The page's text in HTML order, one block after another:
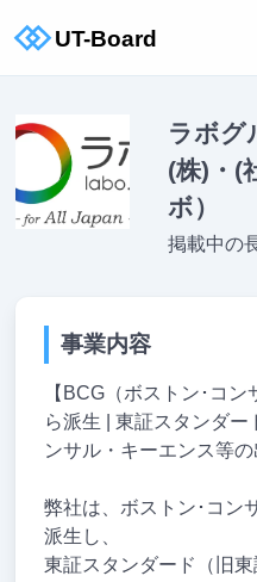
ラボグ
(株)・(
ボ）
掲載中の
事業内容
【BCG（ボストン･コ
ら派生 | 東証スタンダー
ンサル・キーエンス等の
弊社は、ボストン･コン
派生し、
東証スタンダード（旧